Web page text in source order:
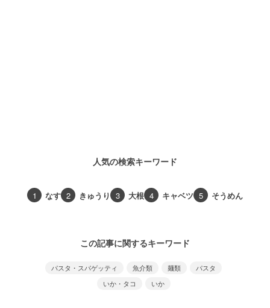
人気の検索キーワード
1 なす 2 きゅうり 3 大根 4 キャベツ 5 そうめん
この記事に関するキーワード
パスタ・スパゲッティ 魚介類 麺類
パスタ
いか・タコ
いか